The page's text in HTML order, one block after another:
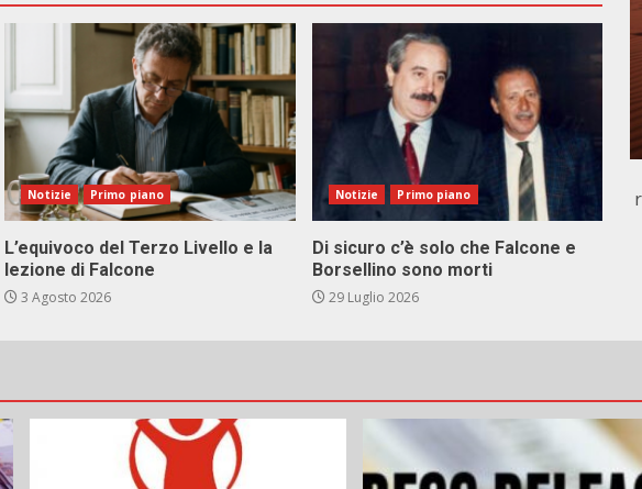
Notizie Primo piano
L’equivoco del Terzo Livello e la
lezione di Falcone
3 Agosto 2026
Notizie Primo piano
Di sicuro c’è solo che Falcone e
Borsellino sono morti
29 Luglio 2026